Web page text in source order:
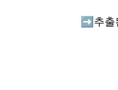
➡️ 추